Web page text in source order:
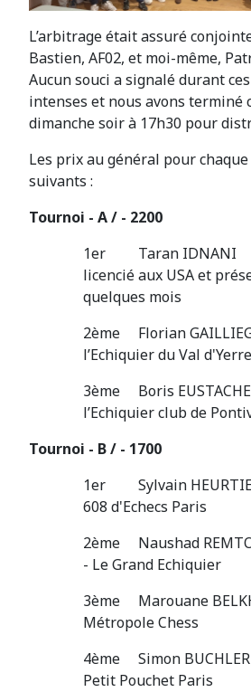
L’arbitrage était assuré
Bastien, AF02, et moi-même,
Aucun souci a signalé durant
intenses et nous avons terminé
dimanche soir à 17h30 pour
Les prix au général pour
suivants :
Tournoi - A / - 2200
1er Taran
licencié aux USA et
quelques mois
2ème Florian
l’Echiquier du Val
3ème Boris
l’Echiquier club de
Tournoi - B / - 1700
1er Sylvain
608 d'Echecs Paris
2ème Naushad
- Le Grand Echiquier
3ème Marouane
Métropole Chess
4ème Simon
Petit Pouchet Paris